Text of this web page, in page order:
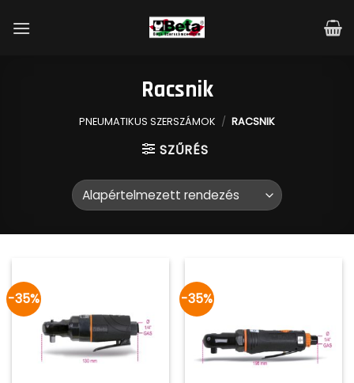
Racsnik
PNEUMATIKUS SZERSZÁMOK / RACSNIK
SZŰRÉS
-35% -35%